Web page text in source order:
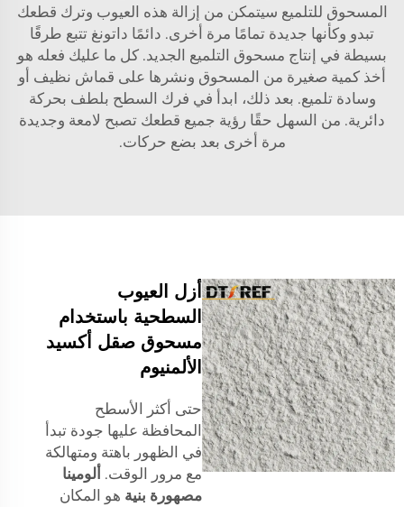
المسحوق للتلميع سيتمكن من إزالة هذه العيوب وترك قطعك
تبدو وكأنها جديدة تمامًا مرة أخرى. دائمًا داتونغ تتبع طرقًا
بسيطة في إنتاج مسحوق التلميع الجديد. كل ما عليك فعله هو
أخذ كمية صغيرة من المسحوق ونشرها على قماش نظيف أو
وسادة تلميع. بعد ذلك، ابدأ في فرك السطح بلطف بحركة
دائرية. من السهل حقًا رؤية جميع قطعك تصبح لامعة وجديدة
مرة أخرى بعد بضع حركات.
أزل العيوب
السطحية باستخدام
مسحوق صقل أكسيد
الألمنيوم
حتى أكثر الأسطح
المحافظة عليها جودة تبدأ
في الظهور باهتة ومتهالكة
مع مرور الوقت. ألومينا
مصهورة بنية هو المكان